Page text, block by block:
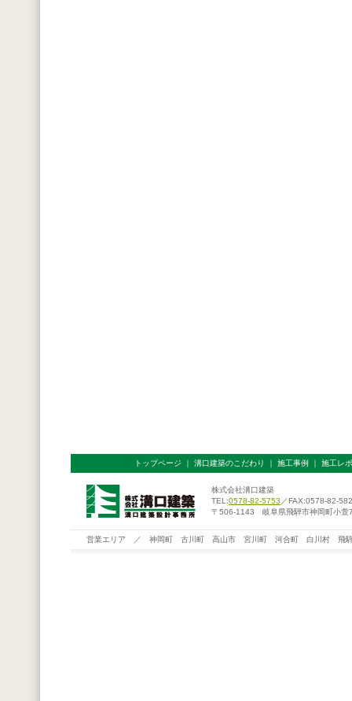
トップページ ｜ 溝口建築のこだわり ｜ 施工事例 ｜ 施工レ
株式会社溝口建築
TEL:0578-82-5753 ／FAX:0578-82-
〒506-1143 岐阜県飛騨市神岡町小萱
営業エリア ／ 神岡町 古川町 高山市 宮川町 河合町 白川村 飛